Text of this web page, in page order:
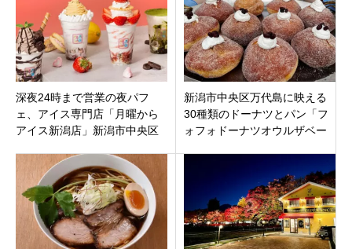
深夜24時まで営業の夜パフ
ェ、アイス専門店「月曜から
アイス新潟店」新潟市中央区
新潟市中央区万代島に映える
30種類のドーナツとパン「フ
ォフォドーナツオウルザベー